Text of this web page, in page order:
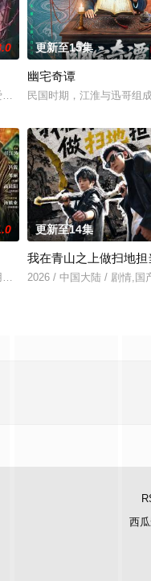
程桉、恩师林晚媚的双重背
更新至15集
幽宅奇谭
民国时期，江淮与迅哥组
炎女儿奴的属性，请求老炮
更新至14集
我在青山之上做扫地担
2026 / 中国大陆 / 剧情,国
西